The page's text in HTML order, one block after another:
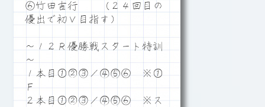
⑥竹田吉行 （２４回目の
優出で初Ｖ目指す）
～１２Ｒ優勝戦スタート特訓
～
１本目①②③／④⑤⑥ ※①
Ｆ
２本目①②③／④⑤⑥ ※ス